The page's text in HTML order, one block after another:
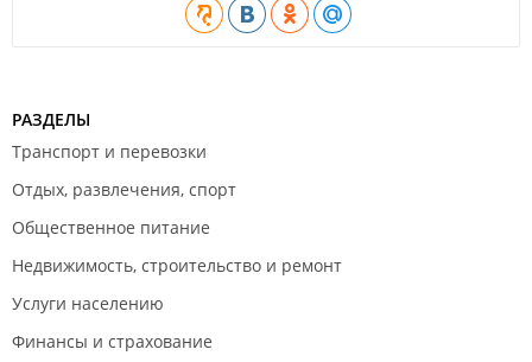
РАЗДЕЛЫ
Транспорт и перевозки
Отдых, развлечения, спорт
Общественное питание
Недвижимость, строительство и ремонт
Услуги населению
Финансы и страхование